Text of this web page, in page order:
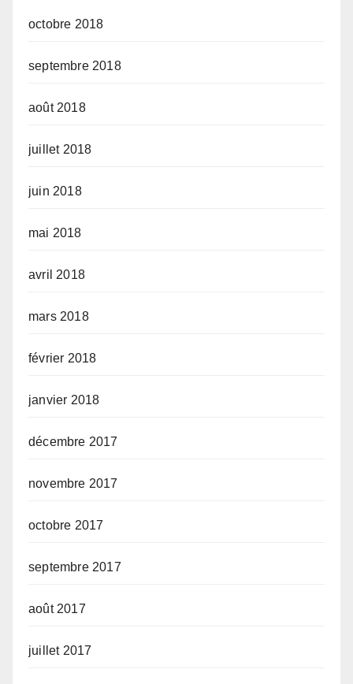
octobre 2018
septembre 2018
août 2018
juillet 2018
juin 2018
mai 2018
avril 2018
mars 2018
février 2018
janvier 2018
décembre 2017
novembre 2017
octobre 2017
septembre 2017
août 2017
juillet 2017